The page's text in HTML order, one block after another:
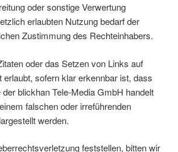
oder sonstige Verwertung
erlaubten Nutzung bedarf der
Zustimmung des Rechteinhabers.
oder das Setzen von Links auf
erlaubt, sofern klar erkennbar ist, dass
blickhan Tele-Media GmbH handelt
falschen oder irreführenden
werden.
feststellen, bitten wir